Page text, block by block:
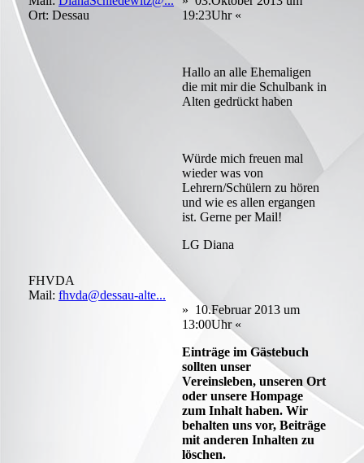
Ort: Dessau
19:23Uhr «
Hallo an alle Ehemaligen
die mit mir die Schulbank in
Alten gedrückt haben
Würde mich freuen mal
wieder was von
Lehrern/Schülern zu hören
und wie es allen ergangen
ist. Gerne per Mail!
LG Diana
FHVDA
Mail: fhvda@dessau-alte...
» 10.Februar 2013 um
13:00Uhr «
Einträge im Gästebuch
sollten unser
Vereinsleben, unseren Ort
oder unsere Hompage
zum Inhalt haben. Wir
behalten uns vor, Beiträge
mit anderen Inhalten zu
löschen.